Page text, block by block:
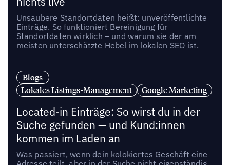
Unsaubere Standortdaten heißt: unveröffentlichte
Einträge. So funktioniert Bereinigung für
Standortdaten wirklich – und warum sie der am
meisten unterschätzte Hebel im lokalen SEO ist.
Blogs
Lokales Listings-Management
Google Marketing
Located-in Einträge: So wirst du in der
Suche gefunden — und Kund:innen
kommen im Laden an
Was passiert, wenn dein kolokiertes Geschäft eine